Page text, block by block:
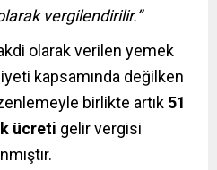
vergilendirilir.”
olarak verilen yemek
kapsamında değilken
birlikte artık 51
ücreti gelir vergisi